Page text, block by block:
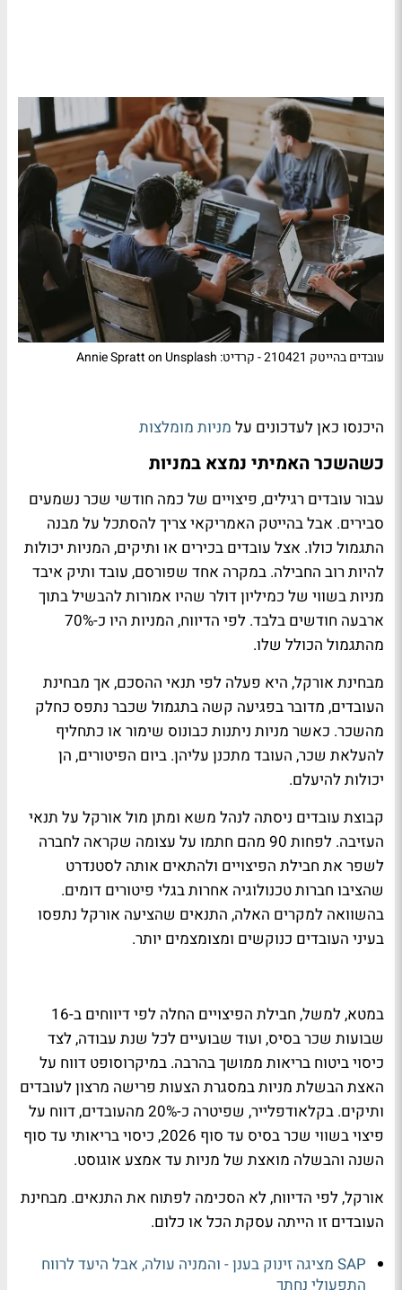
עובדים בהייטק 210421 - קרדיט: Annie Spratt on Unsplash
היכנסו כאן לעדכונים על מניות מומלצות
כשהשכר האמיתי נמצא במניות
עבור עובדים רגילים, פיצויים של כמה חודשי שכר נשמעים
סבירים. אבל בהייטק האמריקאי צריך להסתכל על מבנה
התגמול כולו. אצל עובדים בכירים או ותיקים, המניות יכולות
להיות רוב החבילה. במקרה אחד שפורסם, עובד ותיק איבד
מניות בשווי של כמיליון דולר שהיו אמורות להבשיל בתוך
ארבעה חודשים בלבד. לפי הדיווח, המניות היו כ-70%
מהתגמול הכולל שלו.
מבחינת אורקל, היא פעלה לפי תנאי ההסכם, אך מבחינת
העובדים, מדובר בפגיעה קשה בתגמול שכבר נתפס כחלק
מהשכר. כאשר מניות ניתנות כבונוס שימור או כתחליף
להעלאת שכר, העובד מתכנן עליהן. ביום הפיטורים, הן
יכולות להיעלם.
קבוצת עובדים ניסתה לנהל משא ומתן מול אורקל על תנאי
העזיבה. לפחות 90 מהם חתמו על עצומה שקראה לחברה
לשפר את חבילת הפיצויים ולהתאים אותה לסטנדרט
שהציבו חברות טכנולוגיה אחרות בגלי פיטורים דומים.
בהשוואה למקרים האלה, התנאים שהציעה אורקל נתפסו
בעיני העובדים כנוקשים ומצומצמים יותר.
במטא, למשל, חבילת הפיצויים החלה לפי דיווחים ב-16
שבועות שכר בסיס, ועוד שבועיים לכל שנת עבודה, לצד
כיסוי ביטוח בריאות ממושך בהרבה. במיקרוסופט דווח על
האצת הבשלת מניות במסגרת הצעות פרישה מרצון לעובדים
ותיקים. בקלאודפלייר, שפיטרה כ-20% מהעובדים, דווח על
פיצוי בשווי שכר בסיס עד סוף 2026, כיסוי בריאותי עד סוף
השנה והבשלה מואצת של מניות עד אמצע אוגוסט.
אורקל, לפי הדיווח, לא הסכימה לפתוח את התנאים. מבחינת
העובדים זו הייתה עסקת הכל או כלום.
SAP מציגה זינוק בענן - והמניה עולה, אבל היעד לרווח
התפעולי נחתך